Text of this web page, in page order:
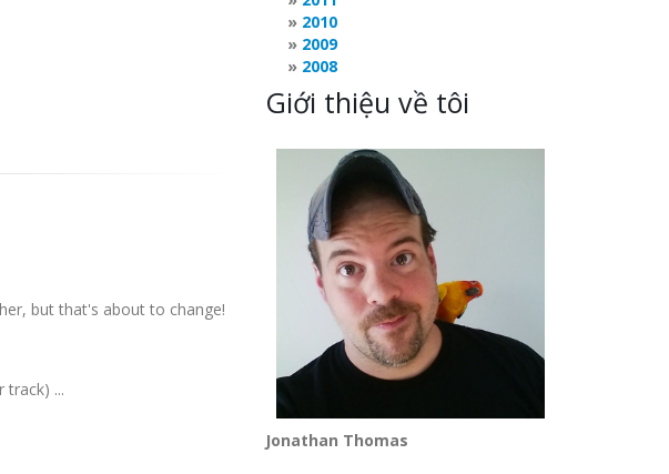
but that's about to change!
track) ...
2010
2009
2008
Giới thiệu về tôi
Jonathan Thomas